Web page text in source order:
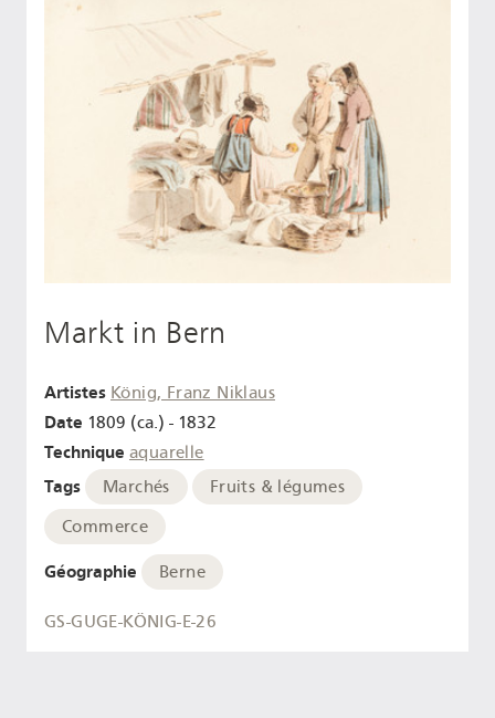
Markt in Bern
Artistes König, Franz Niklaus
Date 1809 (ca.) - 1832
Technique aquarelle
Tags Marchés
Fruits & légumes
Commerce
Géographie Berne
GS-GUGE-KÖNIG-E-26